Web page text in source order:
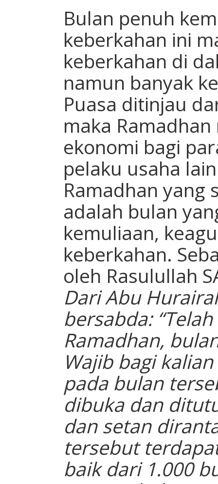
Bulan penuh
keberkahan ini
keberkahan di
namun banyak
Puasa ditinjau
maka
ekonomi bagi
pelaku usaha
Ramadhan yang
adalah bulan
kemuliaan,
keberkahan.
oleh Rasulullah
Dari Abu
bersabda:
Ramadhan,
Wajib bagi
pada bulan
dibuka dan
dan setan
tersebut
baik dari 1.000